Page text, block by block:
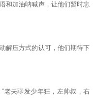
和加油呐喊声，让他们暂时忘
解压方式的认可，他们期待下
老夫聊发少年狂，左帅叔，右